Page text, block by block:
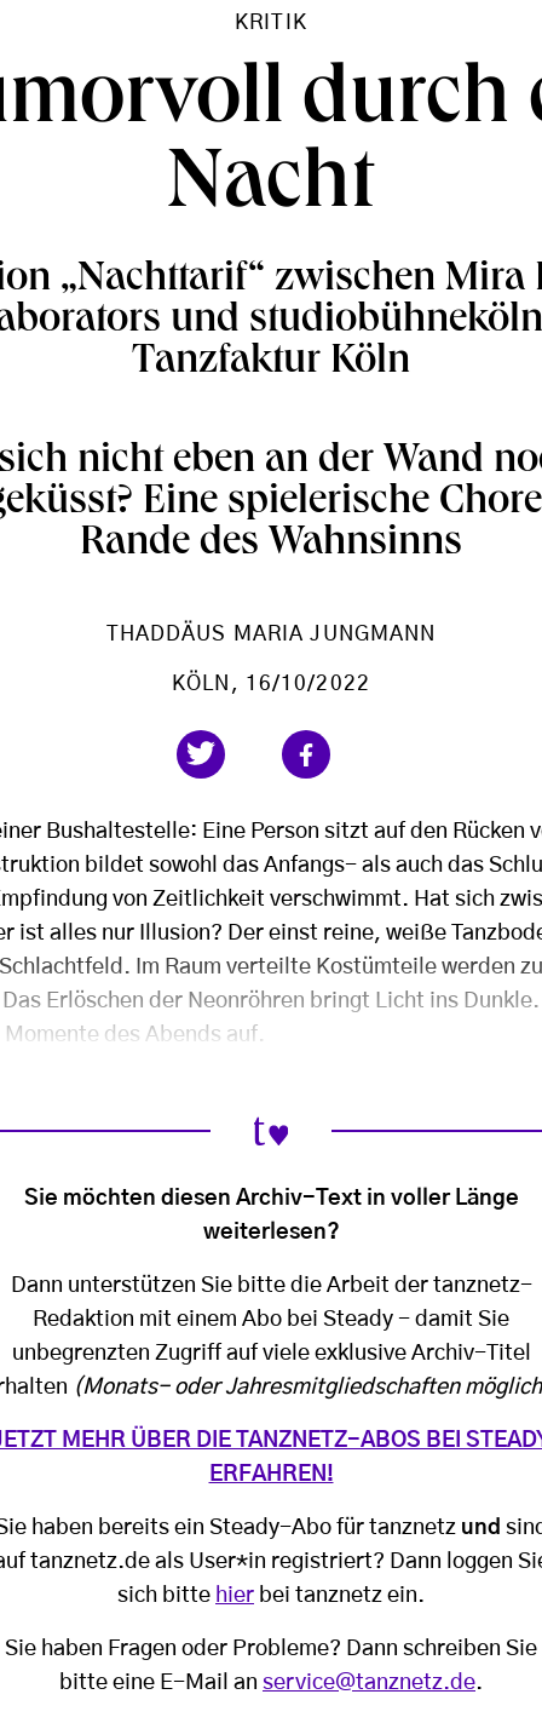
KRITIK
durch
Nacht
„Nachttarif“ zwischen Mira
und
Tanzfaktur Köln
nicht eben an der Wand
Eine spielerische
Rande des Wahnsinns
THADDÄUS MARIA JUNGMANN
KÖLN , 16/10/2022
Bushaltestelle: Eine Person sitzt auf den Rücken
bildet sowohl das Anfangs- als auch das
von Zeitlichkeit verschwimmt. Hat sich
ist alles nur Illusion? Der einst reine, weiße
Im Raum verteilte Kostümteile werden
Erlöschen der Neonröhren bringt Licht ins
des Abends auf.
Sie möchten diesen Archiv-Text in voller Länge
weiterlesen?
Dann unterstützen Sie bitte die Arbeit der tanznetz-
Redaktion mit einem Abo bei Steady - damit Sie
unbegrenzten Zugriff auf viele exklusive Archiv-Titel
(Monats- oder Jahresmitgliedschaften
MEHR ÜBER DIE TANZNETZ-ABOS BEI
ERFAHREN!
haben bereits ein Steady-Abo für tanznetz und
tanznetz.de als User*in registriert? Dann loggen
sich bitte hier bei tanznetz ein.
Sie haben Fragen oder Probleme? Dann schreiben Sie
bitte eine E-Mail an service@tanznetz.de.